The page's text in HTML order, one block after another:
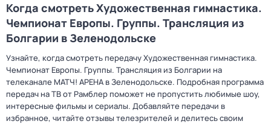
Когда смотреть Художественная гимнастика.
Чемпионат Европы. Группы. Трансляция из
Болгарии в Зеленодольске
Узнайте, когда смотреть передачу Художественная гимнастика.
Чемпионат Европы. Группы. Трансляция из Болгарии на
телеканале МАТЧ! АРЕНА в Зеленодольске. Подробная программа
передач на ТВ от Рамблер поможет не пропустить любимые шоу,
интересные фильмы и сериалы. Добавляйте передачи в
избранное, читайте отзывы телезрителей и делитесь своим